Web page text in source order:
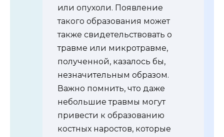
или опухоли. Появление
такого образования может
также свидетельствовать о
травме или микротравме,
полученной, казалось бы,
незначительным образом.
Важно помнить, что даже
небольшие травмы могут
привести к образованию
костных наростов, которые